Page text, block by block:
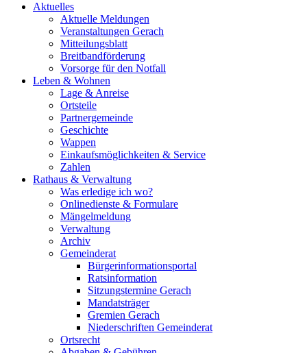
Aktuelles
Aktuelle Meldungen
Veranstaltungen Gerach
Mitteilungsblatt
Breitbandförderung
Vorsorge für den Notfall
Leben & Wohnen
Lage & Anreise
Ortsteile
Partnergemeinde
Geschichte
Wappen
Einkaufsmöglichkeiten & Service
Zahlen
Rathaus & Verwaltung
Was erledige ich wo?
Onlinedienste & Formulare
Mängelmeldung
Verwaltung
Archiv
Gemeinderat
Bürgerinformationsportal
Ratsinformation
Sitzungstermine Gerach
Mandatsträger
Gremien Gerach
Niederschriften Gemeinderat
Ortsrecht